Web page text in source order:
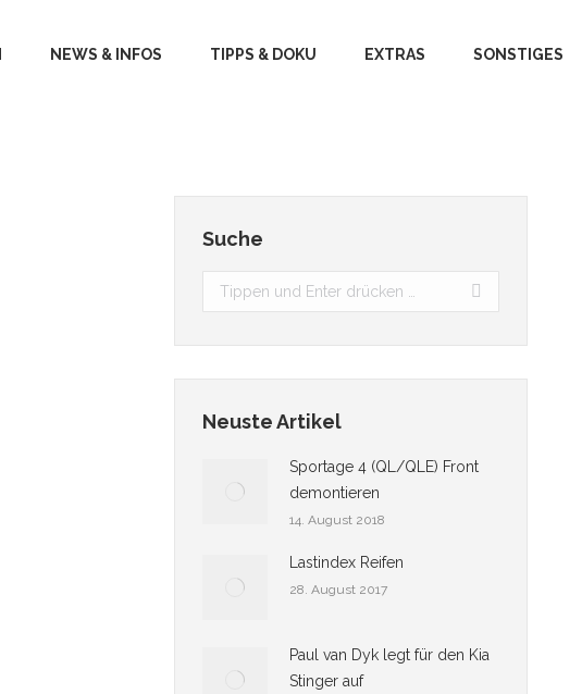
NEWS & INFOS TIPPS & DOKU EXTRAS SONSTIGES
Suche
Search:
Neuste Artikel
Sportage 4 (QL/QLE) Front
demontieren
14. August 2018
Lastindex Reifen
28. August 2017
Paul van Dyk legt für den Kia
Stinger auf